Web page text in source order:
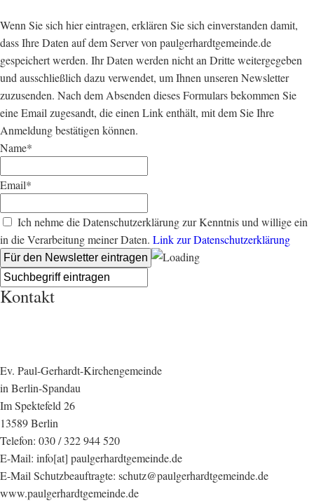
Wenn Sie sich hier eintragen, erklären Sie sich einverstanden damit,
dass Ihre Daten auf dem Server von paulgerhardtgemeinde.de
gespeichert werden. Ihr Daten werden nicht an Dritte weitergegeben
und ausschließlich dazu verwendet, um Ihnen unseren Newsletter
zuzusenden. Nach dem Absenden dieses Formulars bekommen Sie
eine Email zugesandt, die einen Link enthält, mit dem Sie Ihre
Anmeldung bestätigen können.
Name*
Email*
Ich nehme die Datenschutzerklärung zur Kenntnis und willige ein
in die Verarbeitung meiner Daten. Link zur Datenschutzerklärung
Kontakt
Ev. Paul-Gerhardt-Kirchengemeinde
in Berlin-Spandau
Im Spektefeld 26
13589 Berlin
Telefon: 030 / 322 944 520
E-Mail: info[at] paulgerhardtgemeinde.de
E-Mail Schutzbeauftragte: schutz@paulgerhardtgemeinde.de
www.paulgerhardtgemeinde.de